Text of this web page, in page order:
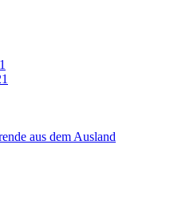
aus dem Ausland